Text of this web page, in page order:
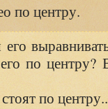
по центру.
его
по центру?
по